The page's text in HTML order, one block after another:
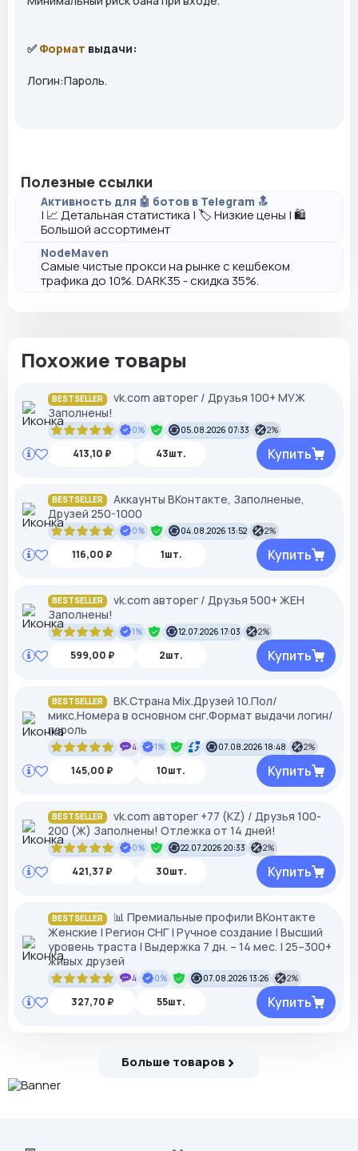
✅ Формат выдачи:
Логин:Пароль.
Полезные ссылки
Активность для 🤖 ботов в Telegram 🔝
| 📈 Детальная статистика | 🏷️ Низкие цены | 🛍️
Большой ассортимент
NodeMaven
Самые чистые прокси на рынке с кешбеком
трафика до 10%. DARK35 - скидка 35%.
Похожие товары
BESTSELLER
vk.com авторег / Друзья 100+ МУЖ
Заполнены!
0% 05.08.2026 07:33 2%
413,10 ₽ 43шт. Купить
BESTSELLER
Аккаунты ВКонтакте, Заполненые,
Друзей 250-1000
0% 04.08.2026 13:52 2%
116,00 ₽ 1шт. Купить
BESTSELLER
vk.com авторег / Друзья 500+ ЖЕН
Заполнены!
1% 12.07.2026 17:03 2%
599,00 ₽ 2шт. Купить
BESTSELLER
ВК.Страна Mix.Друзей 10.Пол/
микс.Номера в основном снг.Формат выдачи логин/
пароль
4 1% 07.08.2026 18:48 2%
145,00 ₽ 10шт. Купить
BESTSELLER
vk.com авторег +77 (KZ) / Друзья 100-
200 (Ж) Заполнены! Отлежка от 14 дней!
0% 22.07.2026 20:33 2%
421,37 ₽ 30шт. Купить
BESTSELLER
📊 Премиальные профили ВКонтакте
Женские | Регион СНГ | Ручное создание | Высший
уровень траста | Выдержка 7 дн. – 14 мес. | 25–300+
живых друзей
4 0% 07.08.2026 13:26 2%
327,70 ₽ 55шт. Купить
Больше товаров